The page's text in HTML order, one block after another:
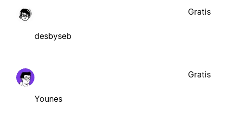
desbyseb
Gratis
Younes
Gratis